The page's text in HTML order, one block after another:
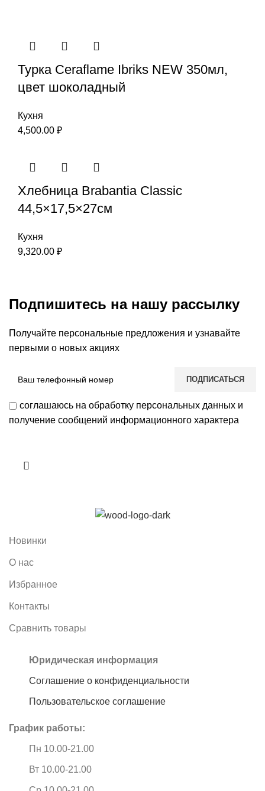
Турка Ceraflame Ibriks NEW 350мл,
цвет шоколадный
Кухня
4,500.00 ₽
Хлебница Brabantia Classic
44,5×17,5×27см
Кухня
9,320.00 ₽
Подпишитесь на нашу рассылку
Получайте персональные предложения и узнавайте
первыми о новых акциях
соглашаюсь на обработку персональных данных и
получение сообщений информационного характера
Новинки
О нас
Избранное
Контакты
Сравнить товары
Юридическая информация
Соглашение о конфиденциальности
Пользовательское соглашение
График работы:
Пн 10.00-21.00
Вт 10.00-21.00